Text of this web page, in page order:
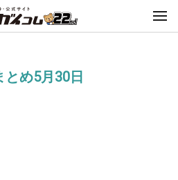
め5月30日